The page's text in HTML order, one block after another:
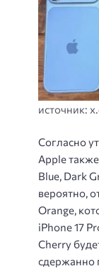
источник:
Согласно
Apple
Blue, Dark
вероятно,
Orange,
iPhone 17
Cherry
сдержанно